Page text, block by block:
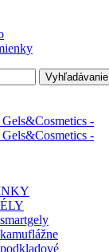
Vyhľadávanie
smartgely
kamuflážne
podkladové